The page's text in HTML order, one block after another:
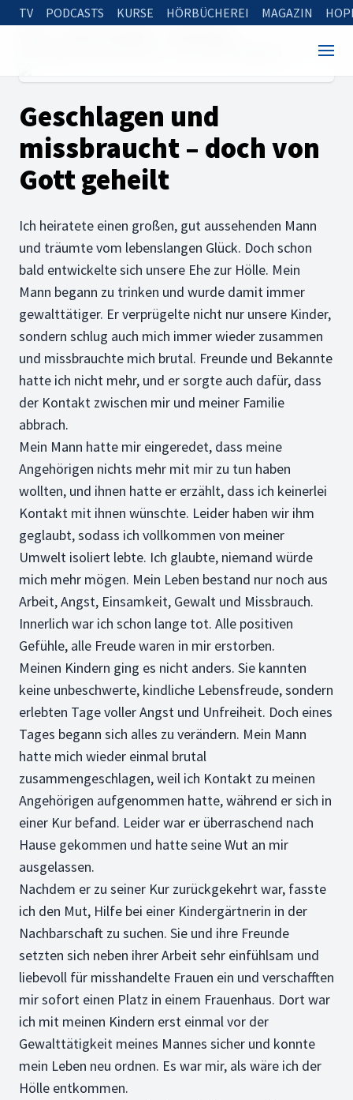
TV PODCASTS KURSE HÖRBÜCHEREI MAGAZIN
Geschlagen und
missbraucht – doch von
Gott geheilt
Ich heiratete einen großen, gut aussehenden Mann
und träumte vom lebenslangen Glück. Doch schon
bald entwickelte sich unsere Ehe zur Hölle. Mein
Mann begann zu trinken und wurde damit immer
gewalttätiger. Er verprügelte nicht nur unsere Kinder,
sondern schlug auch mich immer wieder zusammen
und missbrauchte mich brutal. Freunde und Bekannte
hatte ich nicht mehr, und er sorgte auch dafür, dass
der Kontakt zwischen mir und meiner Familie
abbrach.
Mein Mann hatte mir eingeredet, dass meine
Angehörigen nichts mehr mit mir zu tun haben
wollten, und ihnen hatte er erzählt, dass ich keinerlei
Kontakt mit ihnen wünschte. Leider haben wir ihm
geglaubt, sodass ich vollkommen von meiner
Umwelt isoliert lebte. Ich glaubte, niemand würde
mich mehr mögen. Mein Leben bestand nur noch aus
Arbeit, Angst, Einsamkeit, Gewalt und Missbrauch.
Innerlich war ich schon lange tot. Alle positiven
Gefühle, alle Freude waren in mir erstorben.
Meinen Kindern ging es nicht anders. Sie kannten
keine unbeschwerte, kindliche Lebensfreude, sondern
erlebten Tage voller Angst und Unfreiheit. Doch eines
Tages begann sich alles zu verändern. Mein Mann
hatte mich wieder einmal brutal
zusammengeschlagen, weil ich Kontakt zu meinen
Angehörigen aufgenommen hatte, während er sich in
einer Kur befand. Leider war er überraschend nach
Hause gekommen und hatte seine Wut an mir
ausgelassen.
Nachdem er zu seiner Kur zurückgekehrt war, fasste
ich den Mut, Hilfe bei einer Kindergärtnerin in der
Nachbarschaft zu suchen. Sie und ihre Freunde
setzten sich neben ihrer Arbeit sehr einfühlsam und
liebevoll für misshandelte Frauen ein und verschafften
mir sofort einen Platz in einem Frauenhaus. Dort war
ich mit meinen Kindern erst einmal vor der
Gewalttätigkeit meines Mannes sicher und konnte
mein Leben neu ordnen. Es war mir, als wäre ich der
Hölle entkommen.